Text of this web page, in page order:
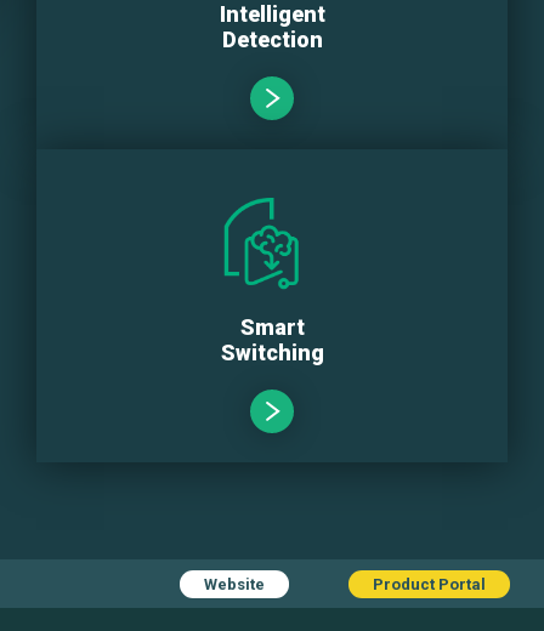
Intelligent
Detection
Smart
Switching
Website Product Portal